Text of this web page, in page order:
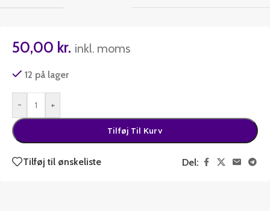
50,00 kr. inkl. moms
12 på lager
- +
Tilføj Til Kurv
Tilføj til ønskeliste Del: